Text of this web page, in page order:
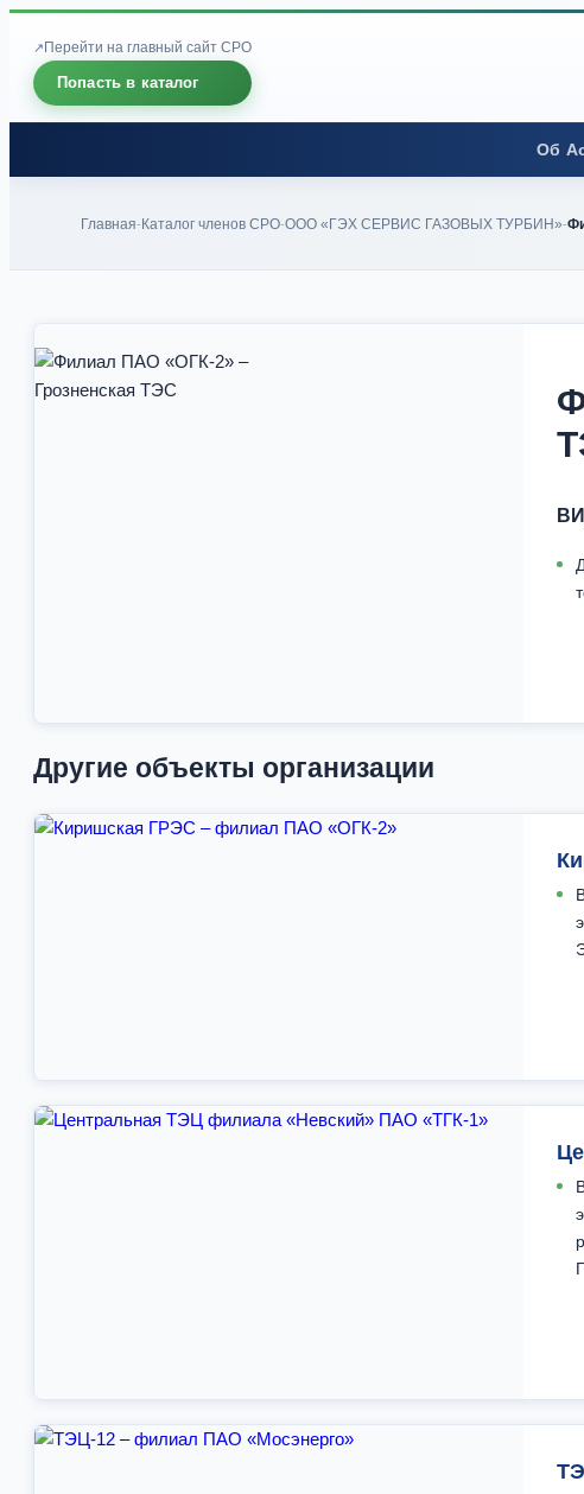
Перейти на главный сайт СРО
Попасть в каталог
Об
Главная- Каталог членов СРО-ООО «ГЭХ СЕРВИС ГАЗОВЫХ ТУРБИН»-
Другие объекты организации